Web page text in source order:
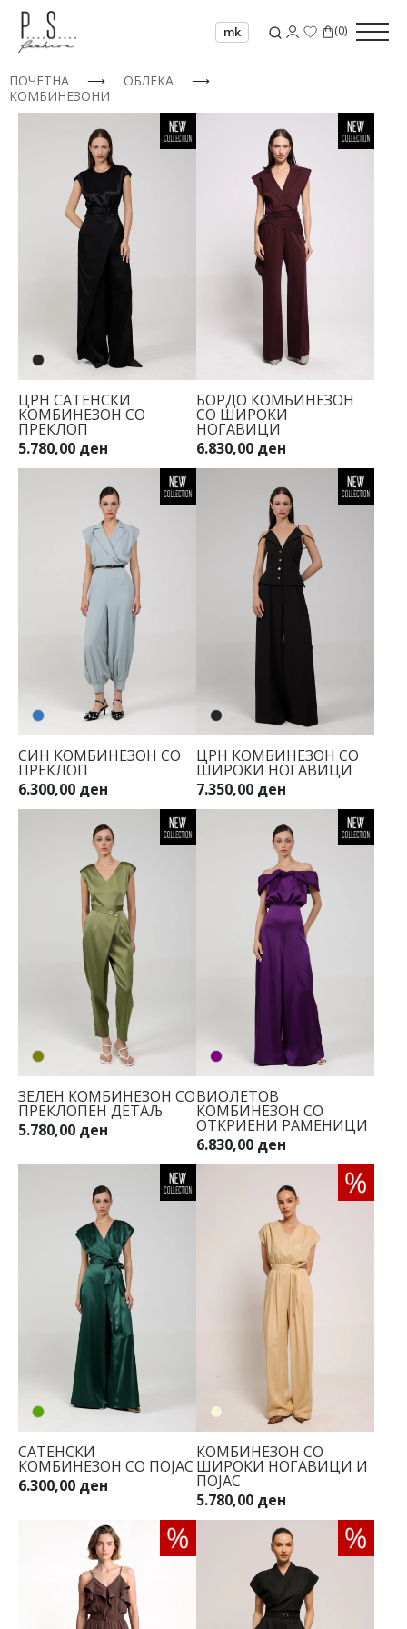
mk (0)
34
ПОЧЕТНА ⟶ ОБЛЕКА
⟶
КОМБИНЕЗОНИ
ЦРН САТЕНСКИ
КОМБИНЕЗОН СО
ПРЕКЛОП
5.780,00 ден
БОРДО КОМБИНЕЗОН
СО ШИРОКИ
НОГАВИЦИ
6.830,00 ден
СИН КОМБИНЕЗОН СО
ПРЕКЛОП
6.300,00 ден
ЦРН КОМБИНЕЗОН СО
ШИРОКИ НОГАВИЦИ
7.350,00 ден
ЗЕЛЕН КОМБИНЕЗОН СО
ПРЕКЛОПЕН ДЕТАЉ
5.780,00 ден
ВИОЛЕТОВ
КОМБИНЕЗОН СО
ОТКРИЕНИ РАМЕНИЦИ
6.830,00 ден
САТЕНСКИ
КОМБИНЕЗОН СО ПОЈАС
6.300,00 ден
КОМБИНЕЗОН СО
ШИРОКИ НОГАВИЦИ И
ПОЈАС
5.780,00 ден